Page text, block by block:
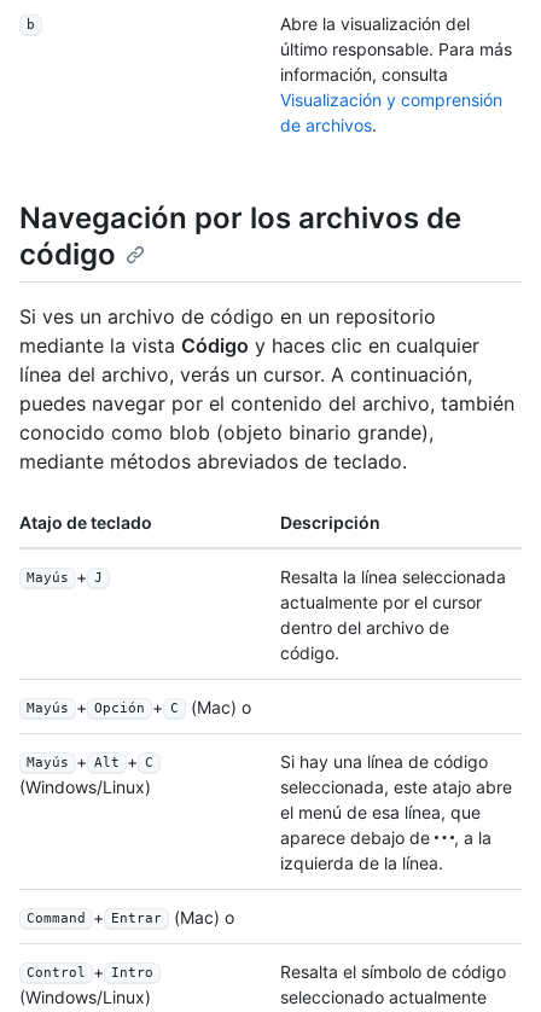
b
Abre la visualización del
último responsable. Para más
información, consulta
Visualización y comprensión
de archivos.
Navegación por los archivos de
código
Si ves un archivo de código en un repositorio
mediante la vista Código y haces clic en cualquier
línea del archivo, verás un cursor. A continuación,
puedes navegar por el contenido del archivo, también
conocido como blob (objeto binario grande),
mediante métodos abreviados de teclado.
Atajo de teclado Descripción
Mayús + J
Resalta la línea seleccionada
actualmente por el cursor
dentro del archivo de
código.
Mayús + Opción + C (Mac) o
Mayús + Alt + C
(Windows/Linux)
Si hay una línea de código
seleccionada, este atajo abre
el menú de esa línea, que
aparece debajo de
, a la
izquierda de la línea.
Command + Entrar (Mac) o
Control + Intro
(Windows/Linux)
Resalta el símbolo de código
seleccionado actualmente